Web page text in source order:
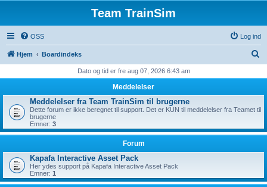
Team TrainSim
OSS Log ind
Hjem Boardindeks
Dato og tid er fre aug 07, 2026 6:43 am
Meddelelser
Meddelelser fra Team TrainSim til brugerne
Dette forum er ikke beregnet til support. Det er KUN til meddelelser fra Teamet til
brugerne
Emner: 3
Forum
Kapafa Interactive Asset Pack
Her ydes support på Kapafa Interactive Asset Pack
Emner: 1